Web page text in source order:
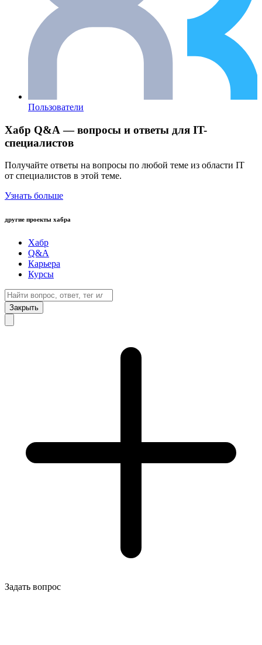
Пользователи
Хабр Q&A — вопросы и ответы для IT-
специалистов
Получайте ответы на вопросы по любой теме из области IT
от специалистов в этой теме.
Узнать больше
другие проекты хабра
Хабр
Q&A
Карьера
Курсы
Закрыть
Задать вопрос